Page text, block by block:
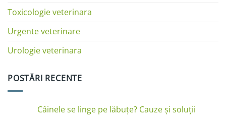
Toxicologie veterinara
Urgente veterinare
Urologie veterinara
POSTĂRI RECENTE
Câinele se linge pe lăbuțe? Cauze și soluții